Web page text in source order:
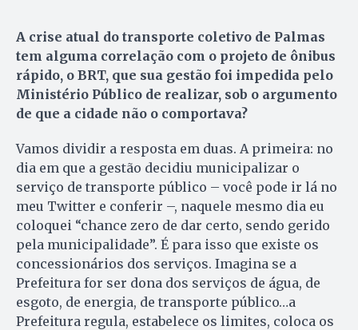
A crise atual do transporte coletivo de Palmas
tem alguma correlação com o projeto de ônibus
rápido, o BRT, que sua gestão foi impedida pelo
Ministério Público de realizar, sob o argumento
de que a cidade não o comportava?
Vamos dividir a resposta em duas. A primeira: no
dia em que a gestão decidiu municipalizar o
serviço de transporte público – você pode ir lá no
meu Twitter e conferir –, naquele mesmo dia eu
coloquei “chance zero de dar certo, sendo gerido
pela municipalidade”. É para isso que existe os
concessionários dos serviços. Imagina se a
Prefeitura for ser dona dos serviços de água, de
esgoto, de energia, de transporte público…a
Prefeitura regula, estabelece os limites, coloca os